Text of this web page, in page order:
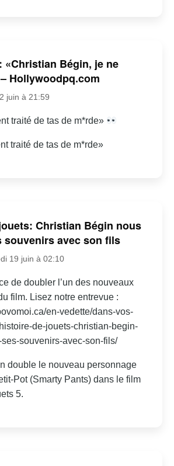
«Christian Bégin, je ne
Hollywoodpq.com
juin à 21:59
traité de tas de m*rde»
traité de tas de m*rde»
Christian Bégin nous
souvenirs avec son fils
19 juin à 02:10
de doubler l’un des nouveaux
film. Lisez notre entrevue :
en-vedette/dans-vos-
de-jouets-christian-begin-
souvenirs-avec-son-fils/
double le nouveau personnage
Pot (Smarty Pants) dans le film
5.